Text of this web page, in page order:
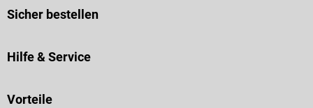
Sicher bestellen
Hilfe & Service
Vorteile